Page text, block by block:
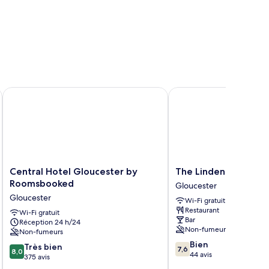
Central
Hotel
by
Roomsbooked
Gloucester
Central Hotel Gloucester by
Roomsbooked
Gloucester
Wi-Fi gratuit
Réception 24 h/24
Non-fumeurs
8.0
sur
8,0 Très bien
375 avis
Central Hotel Gloucester by Roomsbooked
The
Linden
Tree
Gloucester
The Linden Tree
Gloucester
Wi-Fi gratuit
Restaurant
Bar
Non-fumeurs
7.6
sur
7,6 Bien
44 avis
The Linden Tree